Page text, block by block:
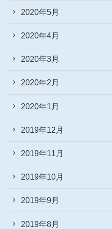
2020年5月
2020年4月
2020年3月
2020年2月
2020年1月
2019年12月
2019年11月
2019年10月
2019年9月
2019年8月